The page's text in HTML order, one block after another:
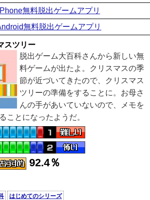
無料脱出ゲームアプリ
無料脱出ゲームアプリ
スツリー
脱出ゲーム大百科さんから新しい無
料ゲームが出たよ。クリスマスの季
節が近づいてきたので、クリスマス
ツリーの準備をすることに。お母さ
んの手があいていないので、メモを
ことになったようだ。
92.4％
はじめてのシリーズ